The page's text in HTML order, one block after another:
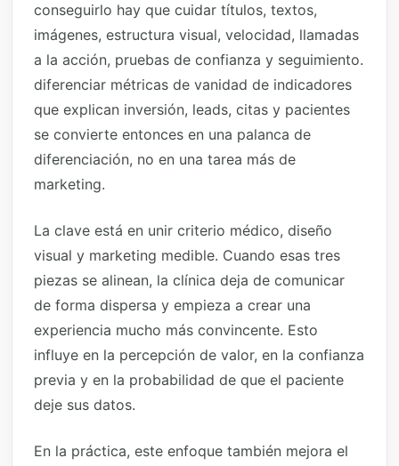
conseguirlo hay que cuidar títulos, textos,
imágenes, estructura visual, velocidad, llamadas
a la acción, pruebas de confianza y seguimiento.
diferenciar métricas de vanidad de indicadores
que explican inversión, leads, citas y pacientes
se convierte entonces en una palanca de
diferenciación, no en una tarea más de
marketing.
La clave está en unir criterio médico, diseño
visual y marketing medible. Cuando esas tres
piezas se alinean, la clínica deja de comunicar
de forma dispersa y empieza a crear una
experiencia mucho más convincente. Esto
influye en la percepción de valor, en la confianza
previa y en la probabilidad de que el paciente
deje sus datos.
En la práctica, este enfoque también mejora el